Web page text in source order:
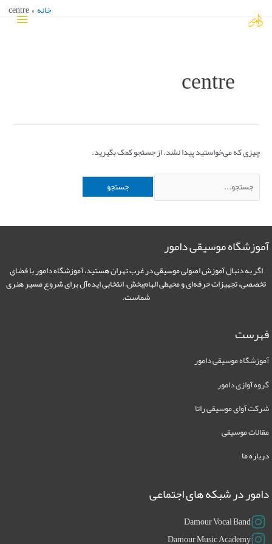
خانه centre
centre
چیزی که می‌خواستید پیدا نشد. از جستجو کمک بگیرید.
موسیقی دامور
اگر به دنبال آموزش اصولی موسیقی در غرب تهران هستید، آموزشگاه دامور با فضای
تجهیزات حرفه‌ای و محیطی الهام‌بخش، انتخابی ایده‌آل برای شروع مسیر هنری
شماست.
موسیقی دامور
آوازی دامور
آوای موسیقی راتا
موسیقی
ما
در شبکه های اجتماعی
Damour Vocal Band
Damour Music Academy